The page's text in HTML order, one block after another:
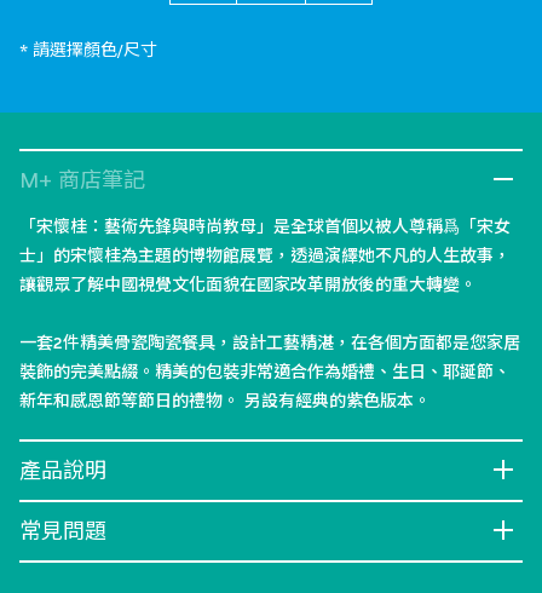
* 請選擇顏色/尺寸
M+ 商店筆記
「宋懷桂：藝術先鋒與時尚教母」是全球首個以被人尊稱爲「宋女
士」的宋懷桂為主題的博物館展覽，透過演繹她不凡的人生故事，
讓觀眾了解中國視覺文化面貌在國家改革開放後的重大轉變。
一套2件精美骨瓷陶瓷餐具，設計工藝精湛，在各個方面都是您家居
裝飾的完美點綴。精美的包裝非常適合作為婚禮、生日、耶誕節、
新年和感恩節等節日的禮物。 另設有經典的紫色版本。
產品說明
常見問題